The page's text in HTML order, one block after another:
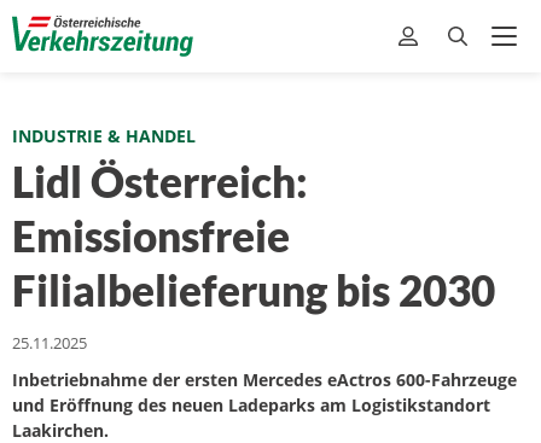
INDUSTRIE & HANDEL
Lidl Österreich:
Emissionsfreie
Filialbelieferung bis 2030
25.11.2025
Inbetriebnahme der ersten Mercedes eActros 600-Fahrzeuge
und Eröffnung des neuen Ladeparks am Logistikstandort
Laakirchen.